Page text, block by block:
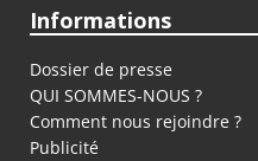
Informations
Dossier de presse
QUI SOMMES-NOUS ?
Comment nous rejoindre ?
Publicité